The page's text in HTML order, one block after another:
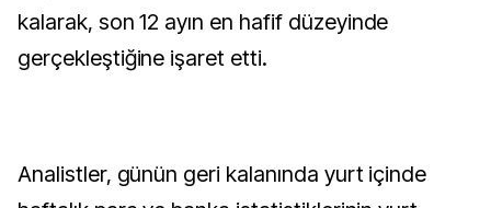
kalarak, son 12 ayın en hafif düzeyinde
gerçekleştiğine işaret etti.
Analistler, günün geri kalanında yurt içinde